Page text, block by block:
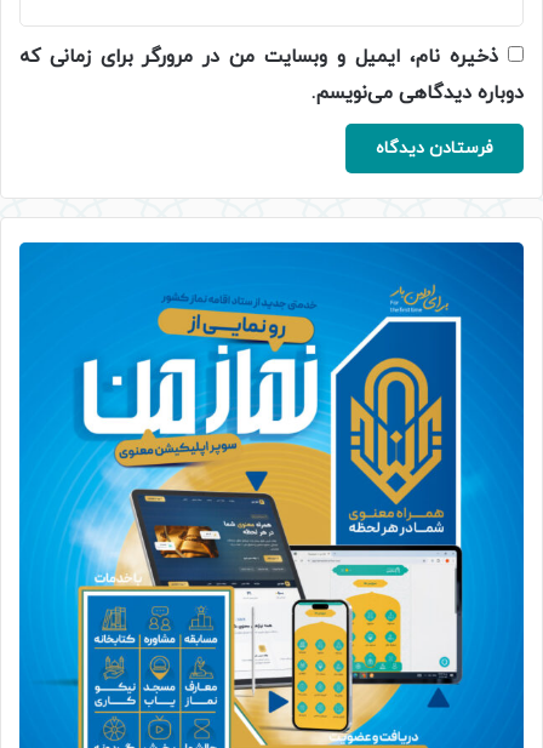
ذخیره نام، ایمیل و وبسایت من در مرورگر برای زمانی که
دوباره دیدگاهی می‌نویسم.